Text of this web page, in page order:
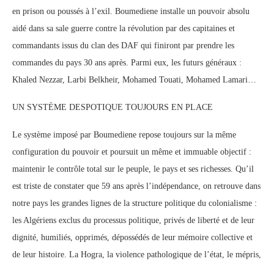
en prison ou poussés à l’exil. Boumediene installe un pouvoir absolu
aidé dans sa sale guerre contre la révolution par des capitaines et
commandants issus du clan des DAF qui finiront par prendre les
commandes du pays 30 ans après. Parmi eux, les futurs généraux :
Khaled Nezzar, Larbi Belkheir, Mohamed Touati, Mohamed Lamari…
UN SYSTÈME DESPOTIQUE TOUJOURS EN PLACE
Le système imposé par Boumediene repose toujours sur la même
configuration du pouvoir et poursuit un même et immuable objectif :
maintenir le contrôle total sur le peuple, le pays et ses richesses. Qu’il
est triste de constater que 59 ans après l’indépendance, on retrouve dans
notre pays les grandes lignes de la structure politique du colonialisme :
les Algériens exclus du processus politique, privés de liberté et de leur
dignité, humiliés, opprimés, dépossédés de leur mémoire collective et
de leur histoire. La Hogra, la violence pathologique de l’état, le mépris,